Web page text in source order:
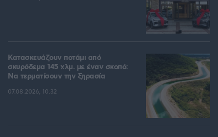
Κατασκευάζουν ποτάμι από
σκυρόδεμα 145 χλμ. με έναν σκοπό:
Να τερματίσουν την ξηρασία
07.08.2026, 10:32